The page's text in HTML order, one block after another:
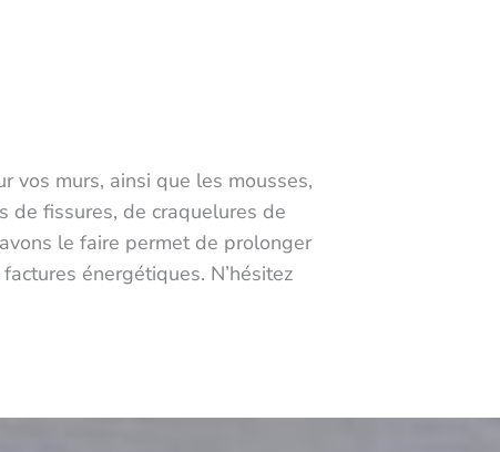
vos murs, ainsi que les mousses,
de fissures, de craquelures de
le faire permet de prolonger
énergétiques. N’hésitez